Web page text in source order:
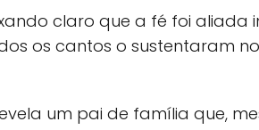
claro que a fé foi aliada
os cantos o sustentaram
um pai de família que,